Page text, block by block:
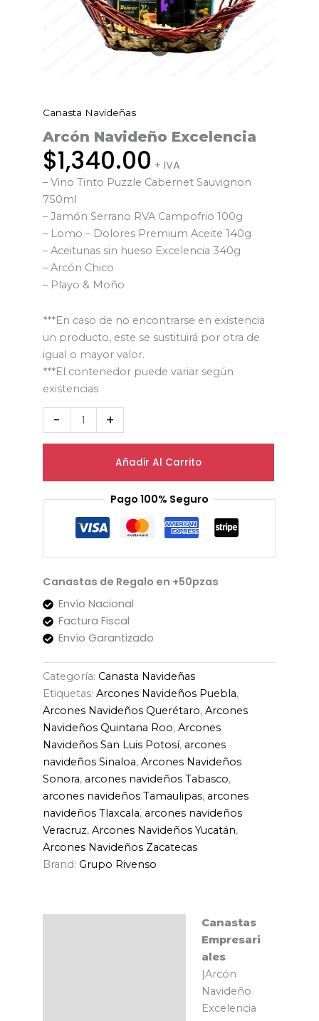
Canasta Navideñas
Arcón Navideño Excelencia
$1,340.00 + IVA
– Vino Tinto Puzzle Cabernet Sauvignon
750ml
– Jamón Serrano RVA Campofrio 100g
– Lomo – Dolores Premium Aceite 140g
– Aceitunas sin hueso Excelencia 340g
– Arcón Chico
– Playo & Moño
***En caso de no encontrarse en existencia
un producto, este se sustituirá por otra de
igual o mayor valor.
***El contenedor puede variar según
existencias
-
Arcón
Navideño
Excelencia
cantidad
+
Añadir Al Carrito
Pago 100% Seguro
Canastas de Regalo en +50pzas
Envío Nacional
Factura Fiscal
Envío Garantizado
Categoría: Canasta Navideñas
Etiquetas: Arcones Navideños Puebla,
Arcones Navideños Querétaro, Arcones
Navideños Quintana Roo, Arcones
Navideños San Luis Potosí, arcones
navideños Sinaloa, Arcones Navideños
Sonora, arcones navideños Tabasco,
arcones navideños Tamaulipas, arcones
navideños Tlaxcala, arcones navideños
Veracruz, Arcones Navideños Yucatán,
Arcones Navideños Zacatecas
Brand: Grupo Rivenso
Canastas
Empresari
ales
|Arcón
Navideño
Excelencia